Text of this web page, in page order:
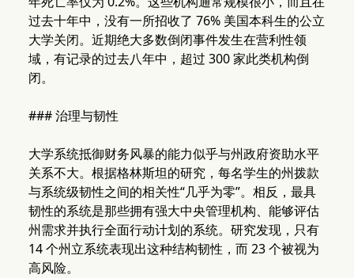
过去十年中，没有一所招收了 76% 美国本科生的公立
大学关闭。近期绝大多数倒闭事件发生在营利性领
域，有记录的过去八年中，超过 300 家此类机构倒
闭。
### 治理与韧性
大学系统抵御财务风暴的能力似乎与州政府资助水平
关系不大。根据格林斯坦的研究，每名学生的州拨款
与系统级韧性之间的相关性“几乎为零”。相反，最具
韧性的系统是那些拥有强大中央管理机构、能够评估
州需求并执行全面行动计划的系统。研究发现，只有
14 个州立系统表现出这种结构韧性，而 23 个被视为
高风险。